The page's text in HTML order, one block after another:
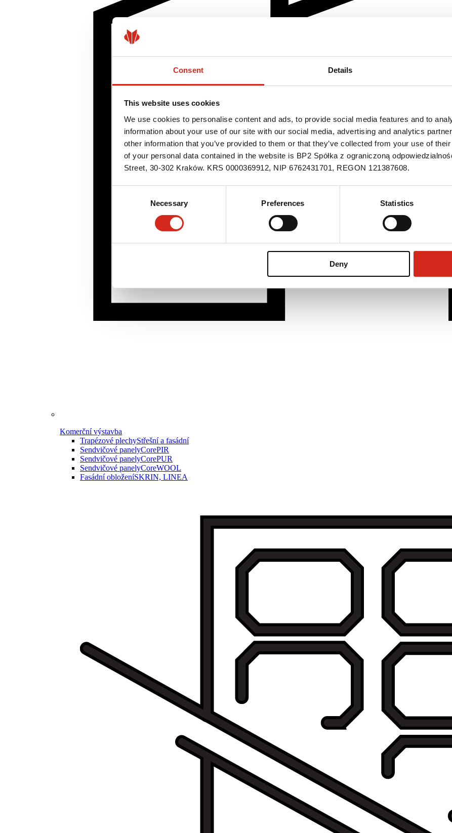
Consent Details
This website uses cookies
We use cookies to personalise content and ads, to provide social media features and to
information about your use of our site with our social media, advertising and analytics
other information that you’ve provided to them or that they’ve collected from your use of
of your personal data contained in the website is BP2 Spółka z ograniczoną
Street, 30-302 Kraków. KRS 0000369912, NIP 6762431701, REGON 121387608.
Necessary Preferences Statistics
Deny
Komerční výstavba
Trapézové plechyStřešní a fasádní
Sendvičové panelyCorePIR
Sendvičové panelyCorePUR
Sendvičové panelyCoreWOOL
Fasádní obloženíSKRIN, LINEA